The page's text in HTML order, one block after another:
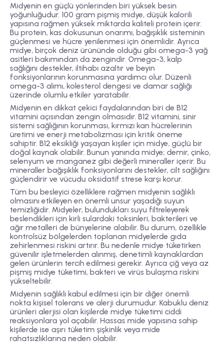
Midyenin en güçlü yönlerinden biri yüksek besin
yoğunluğudur. 100 gram pişmiş midye, düşük kalorili
yapısına rağmen yüksek miktarda kaliteli protein içerir.
Bu protein, kas dokusunun onarımı, bağışıklık sisteminin
güçlenmesi ve hücre yenilenmesi için önemlidir. Ayrıca
midye, birçok deniz ürününde olduğu gibi omega-3 yağ
asitleri bakımından da zengindir. Omega-3, kalp
sağlığını destekler, iltihabı azaltır ve beyin
fonksiyonlarının korunmasına yardımcı olur. Düzenli
omega-3 alımı, kolesterol dengesi ve damar sağlığı
üzerinde olumlu etkiler yaratabilir.
Midyenin en dikkat çekici faydalarından biri de B12
vitamini açısından zengin olmasıdır. B12 vitamini, sinir
sistemi sağlığının korunması, kırmızı kan hücrelerinin
üretimi ve enerji metabolizması için kritik öneme
sahiptir. B12 eksikliği yaşayan kişiler için midye, güçlü bir
doğal kaynak olabilir. Bunun yanında midye; demir, çinko,
selenyum ve manganez gibi değerli mineraller içerir. Bu
mineraller bağışıklık fonksiyonlarını destekler, cilt sağlığını
güçlendirir ve vücudu oksidatif strese karşı korur.
Tüm bu besleyici özelliklere rağmen midyenin sağlıklı
olmasını etkileyen en önemli unsur yaşadığı suyun
temizliğidir. Midyeler, bulundukları suyu filtreleyerek
beslendikleri için kirli sulardaki toksinleri, bakterileri ve
ağır metalleri de bünyelerine alabilir. Bu durum, özellikle
kontrolsüz bölgelerden toplanan midyelerde gıda
zehirlenmesi riskini artırır. Bu nedenle midye tüketirken
güvenilir işletmelerden alınmış, denetimli kaynaklardan
gelen ürünlerin tercih edilmesi gerekir. Ayrıca çiğ veya az
pişmiş midye tüketimi, bakteri ve virüs bulaşma riskini
yükseltebilir.
Midyenin sağlıklı kabul edilmesi için bir diğer önemli
nokta kişisel tolerans ve alerji durumudur. Kabuklu deniz
ürünleri alerjisi olan kişilerde midye tüketimi ciddi
reaksiyonlara yol açabilir. Hassas mide yapısına sahip
kişilerde ise aşırı tüketim şişkinlik veya mide
rahatsızlıklarına neden olabilir.